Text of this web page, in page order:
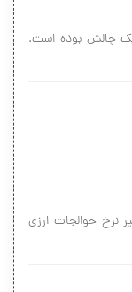
یک چالش بوده است.
نرخ حوالجات ارزی